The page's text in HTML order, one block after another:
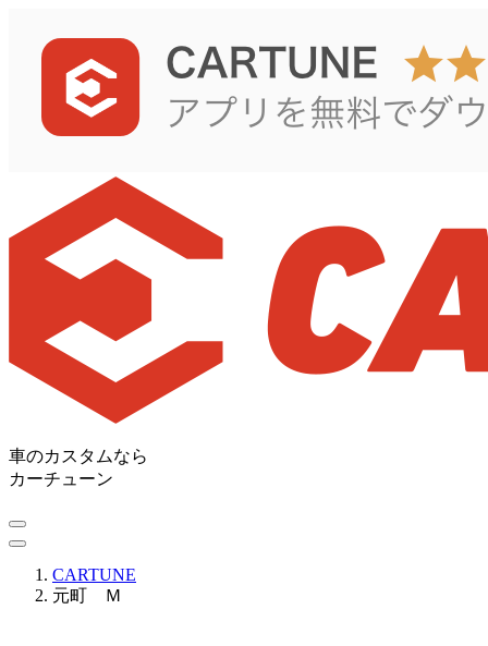
車のカスタムなら
カーチューン
CARTUNE
元町 Ｍ